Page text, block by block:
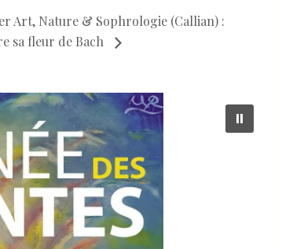
Art, Nature & Sophrologie (Callian) :
sa fleur de Bach